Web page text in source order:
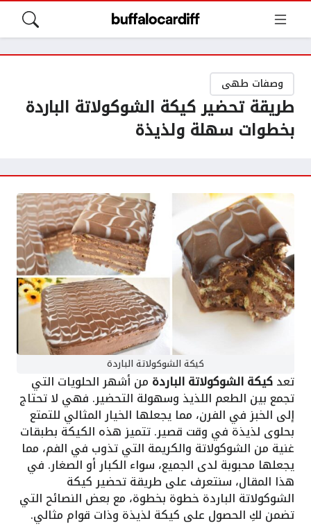
وصفات طهى
طريقة تحضير كيكة الشوكولاتة الباردة
بخطوات سهلة ولذيذة
كيكة الشوكولاتة الباردة
تعدكيكة الشوكولاتة الباردة من أشهر الحلويات التي
تجمع بين الطعم اللذيذ وسهولة التحضير. فهي لا تحتاج
إلى الخبز في الفرن، مما يجعلها الخيار المثالي للتمتع
بحلوى لذيذة في وقت قصير. تتميز هذه الكيكة بطبقات
غنية من الشوكولاتة والكريمة التي تذوب في الفم، مما
يجعلها محبوبة لدى الجميع، سواء الكبار أو الصغار. في
هذا المقال، سنتعرف على طريقة تحضير كيكة
الشوكولاتة الباردة خطوة بخطوة، مع بعض النصائح التي
تضمن لكِ الحصول على كيكة لذيذة وذات قوام مثالي.